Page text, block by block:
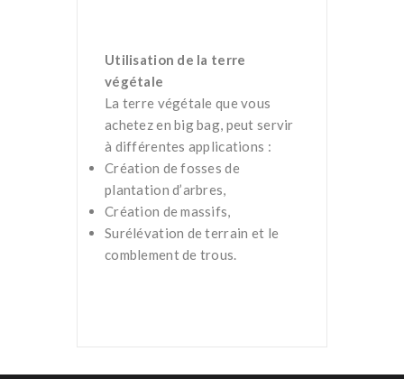
Utilisation de la terre
végétale
La terre végétale que vous
achetez en big bag, peut servir
à différentes applications :
Création de fosses de
plantation d’arbres,
Création de massifs,
Surélévation de terrain et le
comblement de trous.